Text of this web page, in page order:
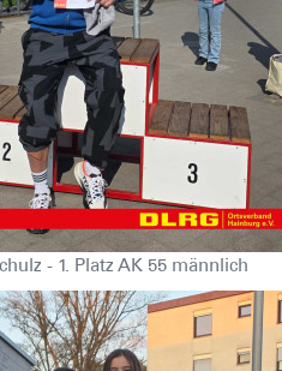
- 1. Platz AK 55 männlich